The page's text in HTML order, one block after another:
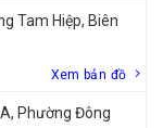
Tam Hiệp, Biên
Xem bản đồ
Phường Đông